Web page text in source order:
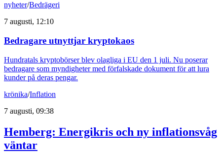
nyheter/Bedrägeri
7 augusti, 12:10
Bedragare utnyttjar kryptokaos
Hundratals kryptobörser blev olagliga i EU den 1 juli. Nu poserar
bedragare som myndigheter med förfalskade dokument för att lura
kunder på deras pengar.
krönika/Inflation
7 augusti, 09:38
Hemberg: Energikris och ny inflationsvåg
väntar